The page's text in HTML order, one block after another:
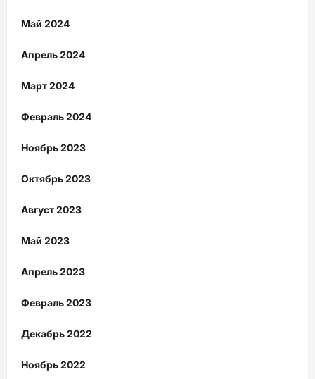
Май 2024
Апрель 2024
Март 2024
Февраль 2024
Ноябрь 2023
Октябрь 2023
Август 2023
Май 2023
Апрель 2023
Февраль 2023
Декабрь 2022
Ноябрь 2022